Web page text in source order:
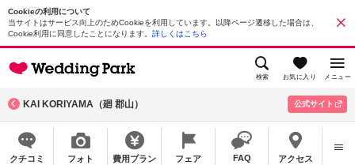
Cookieの利用について
当サイトはサービス向上のためCookieを利用しています。以降ページ遷移した場合は、
Cookie利用に同意したことになります。 詳しくはこちら
検索 お気に入り メニュー
KAI KORIYAMA（廻 郡山） 公式サイト
クチコミ フォト 費用プラン フェア FAQ アクセス